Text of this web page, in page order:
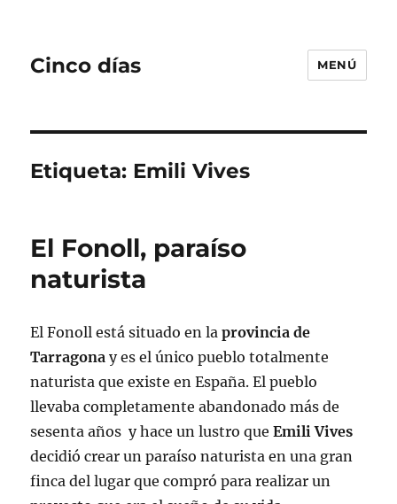
Cinco días MENÚ
Etiqueta: Emili Vives
El Fonoll, paraíso
naturista
El Fonoll está situado en laprovincia de
Tarragona y es el único pueblo totalmente
naturista que existe en España. El pueblo
llevaba completamente abandonado más de
sesenta años y hace un lustro queEmili Vives
decidió crear un paraíso naturista en una gran
finca del lugar que compró para realizar un